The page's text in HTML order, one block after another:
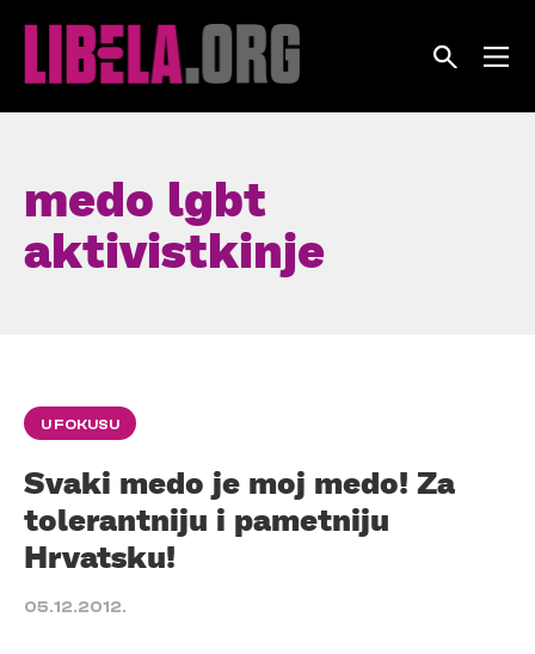
medo lgbt
aktivistkinje
U FOKUSU
Svaki medo je moj medo! Za
tolerantniju i pametniju
Hrvatsku!
05.12.2012.